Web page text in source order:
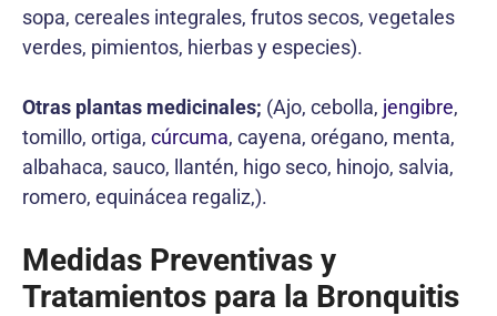
sopa, cereales integrales, frutos secos, vegetales
verdes, pimientos, hierbas y especies).
Otras plantas medicinales; (Ajo, cebolla, jengibre,
tomillo, ortiga, cúrcuma, cayena, orégano, menta,
albahaca, sauco, llantén, higo seco, hinojo, salvia,
romero, equinácea regaliz,).
Medidas Preventivas y
Tratamientos para la Bronquitis